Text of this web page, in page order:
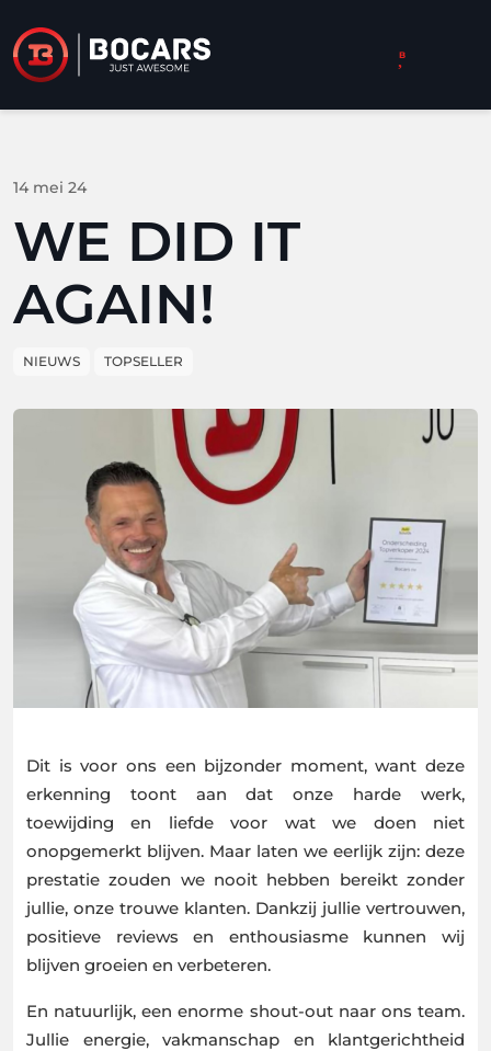
14 mei 24
WE DID IT
AGAIN!
NIEUWS TOPSELLER
Dit is voor ons een bijzonder moment, want deze
erkenning toont aan dat onze harde werk,
toewijding en liefde voor wat we doen niet
onopgemerkt blijven. Maar laten we eerlijk zijn: deze
prestatie zouden we nooit hebben bereikt zonder
jullie, onze trouwe klanten. Dankzij jullie vertrouwen,
positieve reviews en enthousiasme kunnen wij
blijven groeien en verbeteren.
En natuurlijk, een enorme shout-out naar ons team.
Jullie energie, vakmanschap en klantgerichtheid